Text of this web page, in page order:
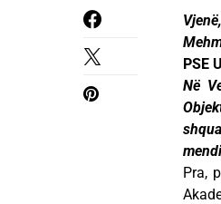
PSE
Në
Pra,